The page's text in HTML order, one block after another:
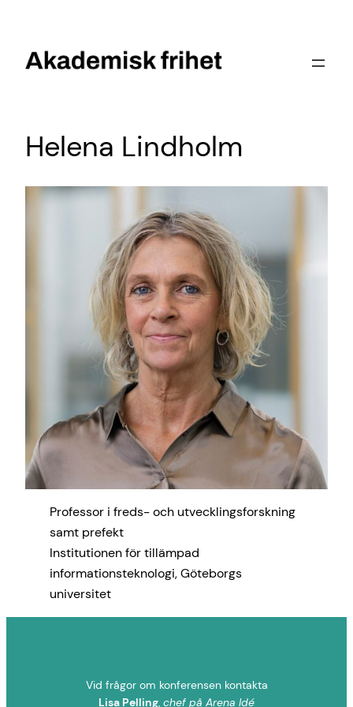
innehåll
Helena Lindholm
Professor i freds- och utvecklingsforskning
samt prefekt
Institutionen för tillämpad
informationsteknologi, Göteborgs
universitet
Vid frågor om konferensen kontakta
Lisa Pelling chef på Arena Idé